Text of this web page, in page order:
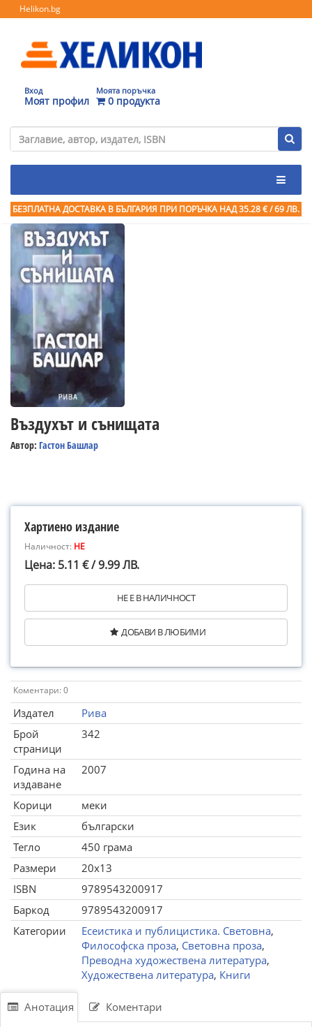
Helikon.bg
Вход
Моят профил
Моята поръчка
0 продукта
БЕЗПЛАТНА ДОСТАВКА В БЪЛГАРИЯ ПРИ ПОРЪЧКА НАД 35.28 € / 69 ЛВ.
Въздухът и сънищата
Автор: Гастон Башлар
Хартиено издание
Наличност: НЕ
Цена: 5.11 € / 9.99 ЛВ.
НЕ Е В НАЛИЧНОСТ
ДОБАВИ В ЛЮБИМИ
Коментари: 0
Издател
Рива
Брой
страници
342
Година на
издаване
2007
Корици
меки
Език
български
Тегло
450 грама
Размери
20x13
ISBN
9789543200917
Баркод
9789543200917
Категории
Есеистика и публицистика. Световна,
Философска проза, Световна проза,
Преводна художествена литература,
Художествена литература, Книги
Анотация Коментари